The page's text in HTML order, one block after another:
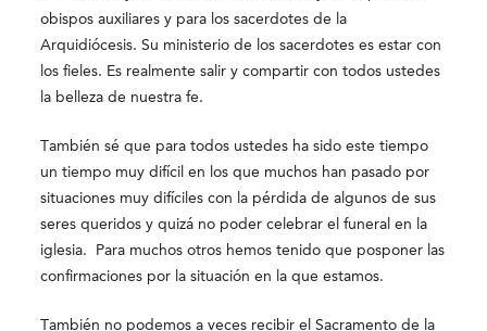
obispos auxiliares y para los sacerdotes de la
Arquidiócesis. Su ministerio de los sacerdotes es estar con
los fieles. Es realmente salir y compartir con todos ustedes
la belleza de nuestra fe.
También sé que para todos ustedes ha sido este tiempo
un tiempo muy difícil en los que muchos han pasado por
situaciones muy difíciles con la pérdida de algunos de sus
seres queridos y quizá no poder celebrar el funeral en la
iglesia. Para muchos otros hemos tenido que posponer las
confirmaciones por la situación en la que estamos.
También no podemos a veces recibir el Sacramento de la